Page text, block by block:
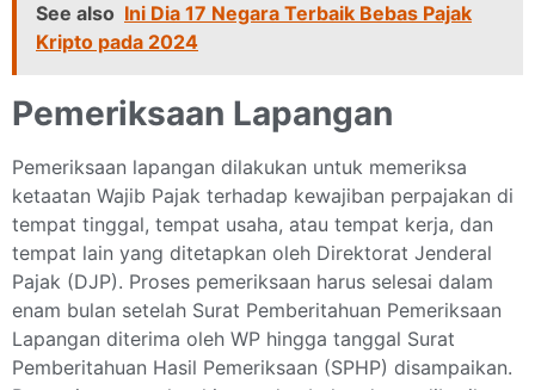
See also Ini Dia 17 Negara Terbaik Bebas Pajak
Kripto pada 2024
Pemeriksaan Lapangan
Pemeriksaan lapangan dilakukan untuk memeriksa
ketaatan Wajib Pajak terhadap kewajiban perpajakan di
tempat tinggal, tempat usaha, atau tempat kerja, dan
tempat lain yang ditetapkan oleh Direktorat Jenderal
Pajak (DJP). Proses pemeriksaan harus selesai dalam
enam bulan setelah Surat Pemberitahuan Pemeriksaan
Lapangan diterima oleh WP hingga tanggal Surat
Pemberitahuan Hasil Pemeriksaan (SPHP) disampaikan.